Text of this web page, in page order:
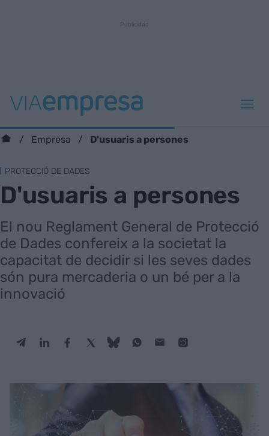
Empresa D'usuaris a persones
PROTECCIÓ DE DADES
D'usuaris a persones
El nou Reglament General de Protecció
de Dades confereix a la societat la
capacitat de decidir si les seves dades
són pura mercaderia o un bé per a la
innovació